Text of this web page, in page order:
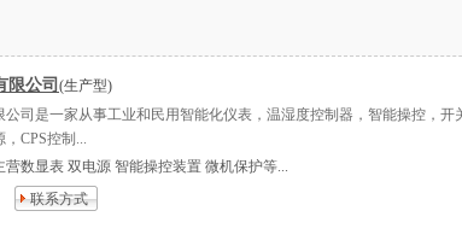
限公司 (生产型)
公司是一家从事工业和民用智能化仪表，温湿度控制器，智能操控，开
CPS控制...
营数显表 双电源 智能操控装置 微机保护等...
联系方式